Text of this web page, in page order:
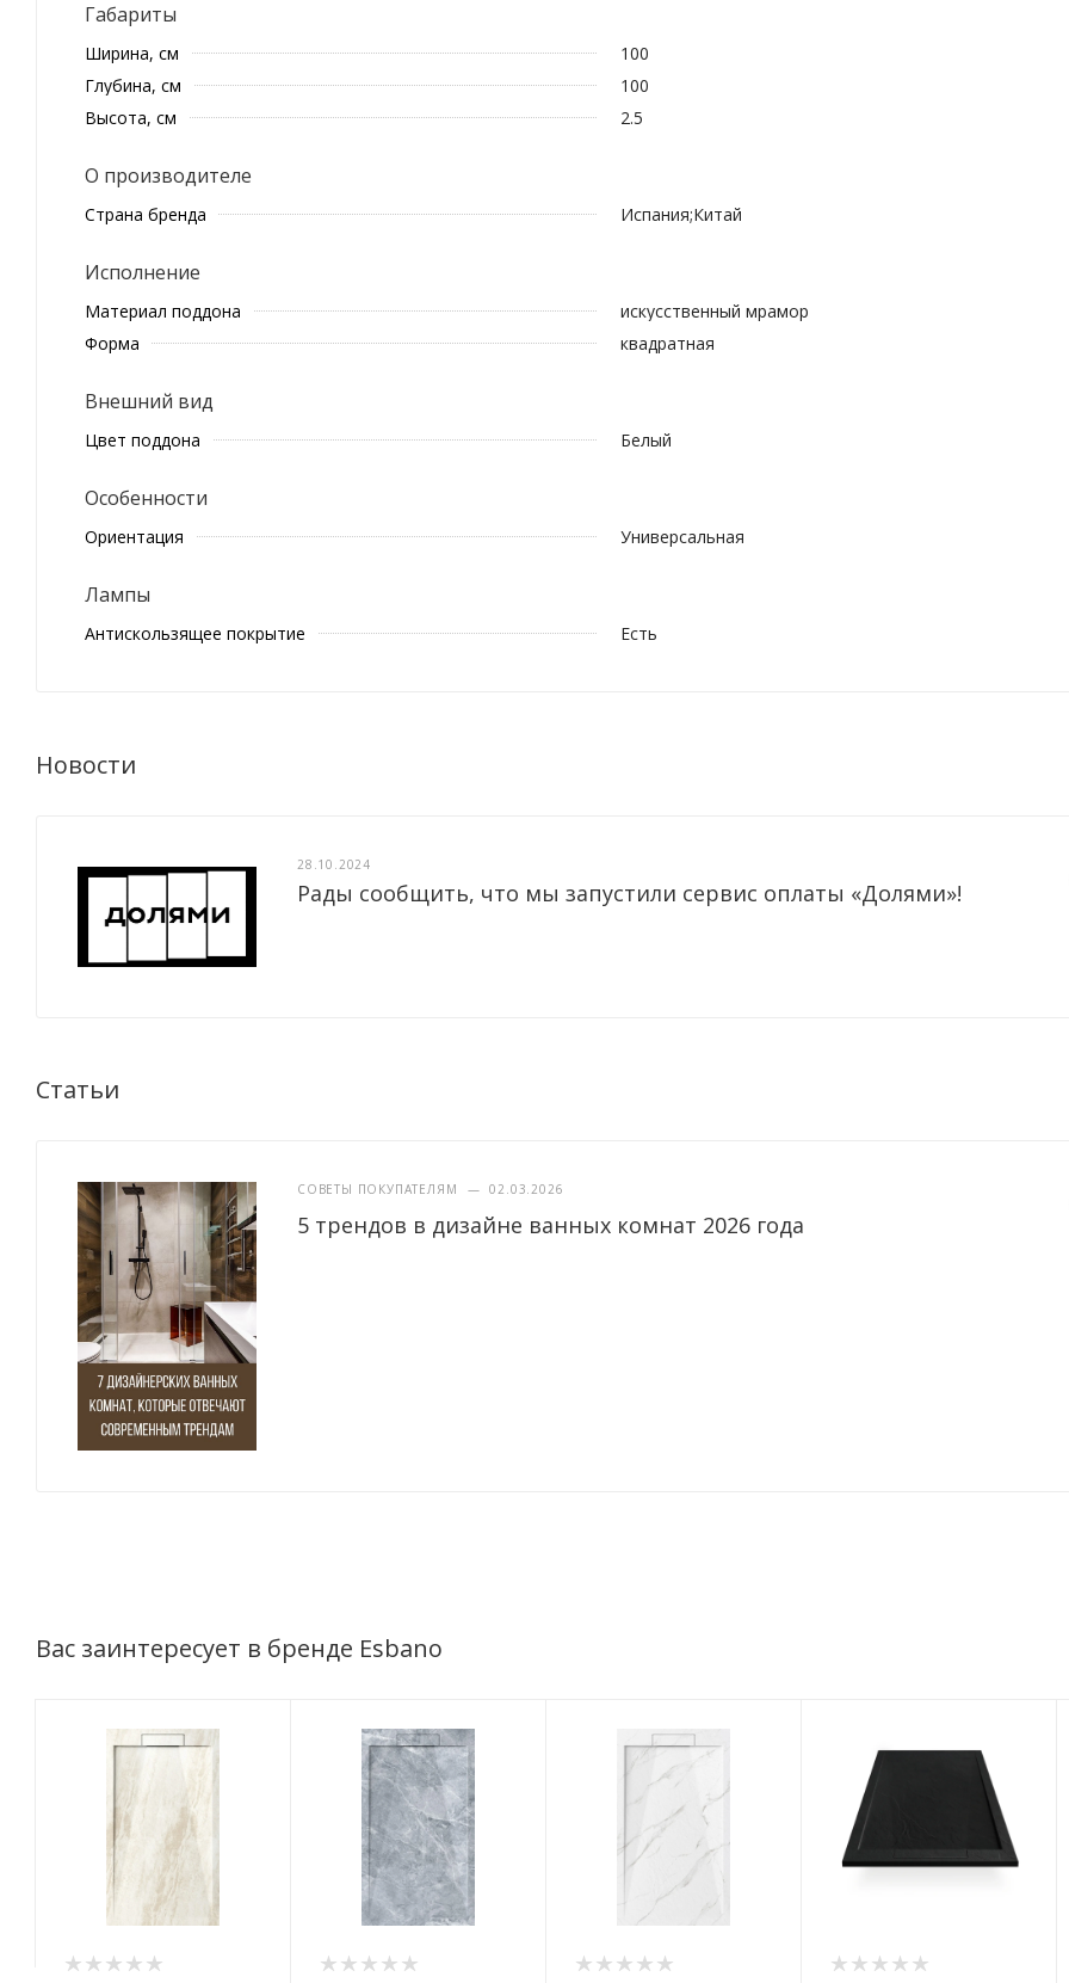
Габариты
Ширина, см
100
Глубина, см
100
Высота, см
2.5
О производителе
Страна бренда Испания;Китай
Исполнение
Материал поддона
искусственный мрамор
Форма
квадратная
Внешний вид
Цвет поддона Белый
Особенности
Ориентация Универсальная
Лампы
Антискользящее покрытие Есть
Новости
28.10.2024
Рады сообщить, что мы запустили сервис оплаты «Долями»!
Статьи
СОВЕТЫ ПОКУПАТЕЛЯМ — 02.03.2026
5 трендов в дизайне ванных комнат 2026 года
Вас заинтересует в бренде Esbano